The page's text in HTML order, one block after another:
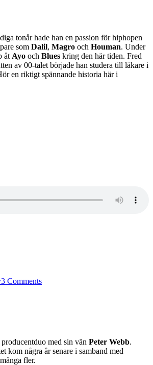
tonår hade han en passion för hiphopen
som Dalil, Magro och Houman. Under
åt Ayo och Blues kring den här tiden. Fred
av 00-talet började han studera till läkare i
en riktigt spännande historia här i
3 Comments89
med sin vän Peter Webb.
kom några år senare i samband med
fler.